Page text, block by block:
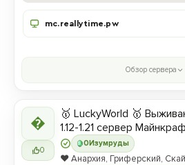
mc.reallytime.pw
Обзор сервера

0
0 Изумруды
🥇 LuckyWorld 🥇
1.12-1.21 сервер
❤️ Анархия, Гриферский,